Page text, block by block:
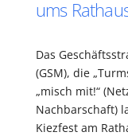
ums
Das
(GSM), die
„misch mit!“
Nachbarschaft)
Kiezfest am